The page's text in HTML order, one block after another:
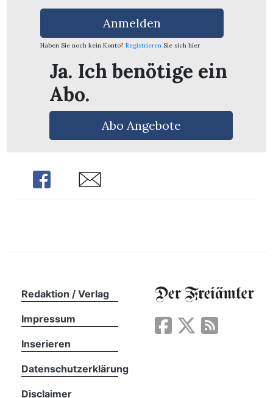
Anmelden
Haben Sie noch kein Konto? Registrieren Sie sich hier
Ja. Ich benötige ein
Abo.
Abo Angebote
Share Share
Redaktion / Verlag
Impressum
Inserieren
Datenschutzerklärung
Disclaimer